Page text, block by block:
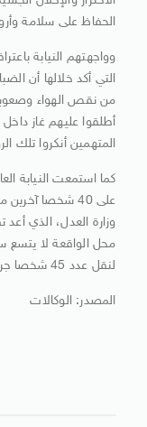
الحفاظ على سلامة
وواجهتهم النيابة
التي أكد خلالها أن
المتهمين أنكروا تلك
على 40 شخصا
وزارة العدل، الذي
لنقل عدد 45 شخصا جرى ترحيلهم بصندوق حجزها.
المصدر: الوكالات